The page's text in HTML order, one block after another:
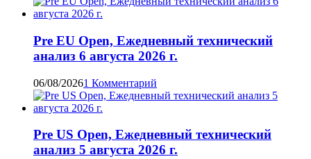
Pre EU Open, Ежедневный технический
анализ 6 августа 2026 г.
06/08/20261 Комментарий
Pre US Open, Ежедневный технический
анализ 5 августа 2026 г.